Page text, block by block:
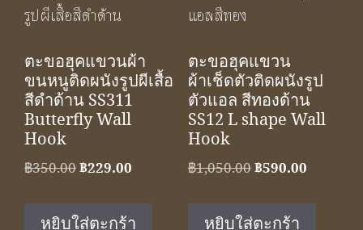
ตะขอฮุคแขวนผ้า
ขนหนูติดผนังรูปผีเสื้อ
สีดำด้าน SS311
Butterfly Wall
Hook
฿350.00Original
฿229.00
หยิบใส่ตะกร้า
ตะขอฮุคแขวน
ผ้าเช็ดตัวติดผนังรูป
ตัวแอล สีทองด้าน
SS12 L shape Wall
Hook
฿1,050.00Original
฿590.00Current
หยิบใส่ตะกร้า